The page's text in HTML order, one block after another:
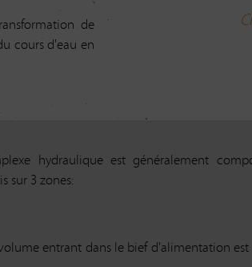
de
cours d'eau en
hydraulique est généralement
sur 3 zones:
entrant dans le bief d'alimentation